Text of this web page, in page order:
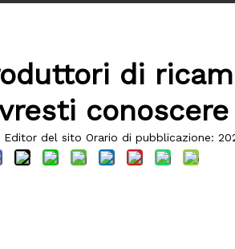
ISUZU
GWM
ALTRI
di
conoscere
del sito Orario di pubblicazione: